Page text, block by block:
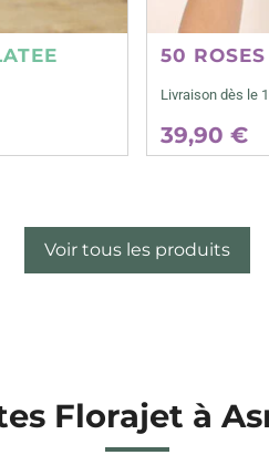
50 ROSES
Livraison dès le
39,90 €
Voir tous les produits
Florajet à